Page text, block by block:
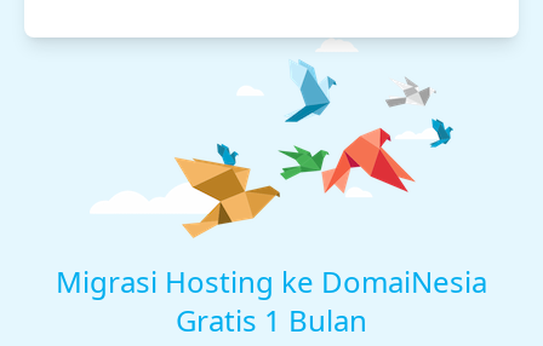
Migrasi Hosting ke DomaiNesia
Gratis 1 Bulan